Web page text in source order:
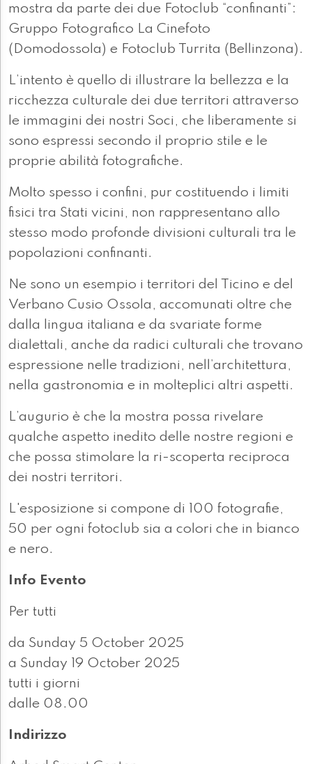
mostra da parte dei due Fotoclub “confinanti”:
Gruppo Fotografico La Cinefoto
(Domodossola) e Fotoclub Turrita (Bellinzona).
L’intento è quello di illustrare la bellezza e la
ricchezza culturale dei due territori attraverso
le immagini dei nostri Soci, che liberamente si
sono espressi secondo il proprio stile e le
proprie abilità fotografiche.
Molto spesso i confini, pur costituendo i limiti
fisici tra Stati vicini, non rappresentano allo
stesso modo profonde divisioni culturali tra le
popolazioni confinanti.
Ne sono un esempio i territori del Ticino e del
Verbano Cusio Ossola, accomunati oltre che
dalla lingua italiana e da svariate forme
dialettali, anche da radici culturali che trovano
espressione nelle tradizioni, nell’architettura,
nella gastronomia e in molteplici altri aspetti.
L’augurio è che la mostra possa rivelare
qualche aspetto inedito delle nostre regioni e
che possa stimolare la ri-scoperta reciproca
dei nostri territori.
L'esposizione si compone di 100 fotografie,
50 per ogni fotoclub sia a colori che in bianco
e nero.
Info Evento
Per tutti
da Sunday 5 October 2025
a Sunday 19 October 2025
tutti i giorni
dalle 08.00
Indirizzo